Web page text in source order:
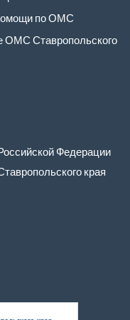
по ОМС
ОМС Ставропольского
Федерации
края